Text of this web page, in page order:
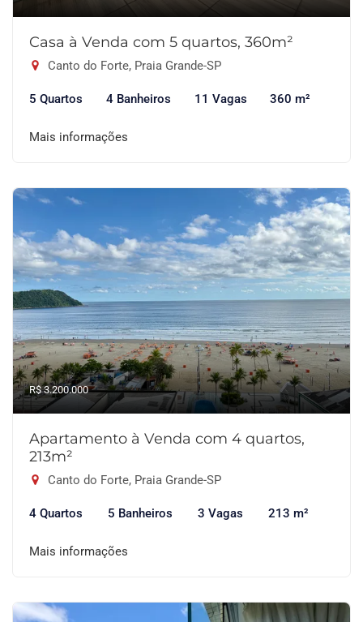
Casa à Venda com 5 quartos, 360m²
Canto do Forte, Praia Grande-SP
5 Quartos 4 Banheiros 11 Vagas 360 m²
Mais informações
R$ 3.200.000
Apartamento à Venda com 4 quartos,
213m²
Canto do Forte, Praia Grande-SP
4 Quartos 5 Banheiros 3 Vagas 213 m²
Mais informações